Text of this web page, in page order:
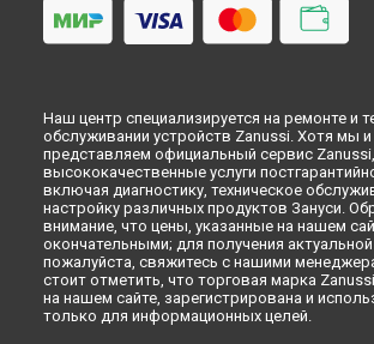
Ремонт аквастопа стиральной машины
Набережных Челнах
Ремонт аквастопа стиральной машины
Наш центр специализируется на ремонте и
обслуживании устройств Zanussi. Хотя мы и
представляем официальный сервис
высококачественные услуги
включая диагностику, техническое
настройку различных продуктов Зануси.
внимание, что цены, указанные на нашем
окончательными; для получения
пожалуйста, свяжитесь с нашими
стоит отметить, что торговая марка
на нашем сайте, зарегистрирована и
только для информационных целей.